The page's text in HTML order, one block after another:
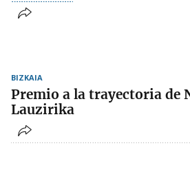
BIZKAIA
Premio a la trayectoria de
Lauzirika